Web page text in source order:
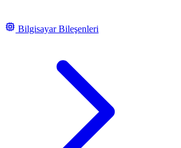
Bilgisayar Bileşenleri